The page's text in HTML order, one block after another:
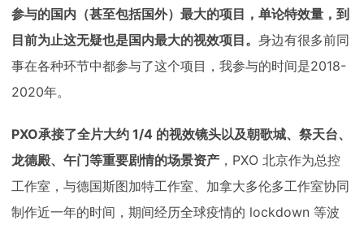
参与的国内（甚至包括国外）最大的项目，单论特效量，到
目前为止这无疑也是国内最大的视效项目。 身边有很多前同
事在各种环节中都参与了这个项目，我参与的时间是2018-
2020年。
PXO承接了全片大约 1/4 的视效镜头以及朝歌城、祭天台、
龙德殿、午门等重要剧情的场景资产 ，PXO 北京作为总控
工作室，与德国斯图加特工作室、加拿大多伦多工作室协同
制作近一年的时间，期间经历全球疫情的 lockdown 等波